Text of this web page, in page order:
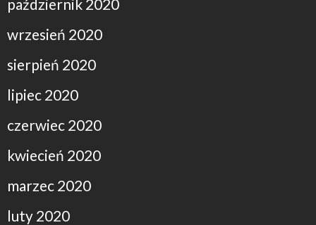
październik 2020
wrzesień 2020
sierpień 2020
lipiec 2020
czerwiec 2020
kwiecień 2020
marzec 2020
luty 2020